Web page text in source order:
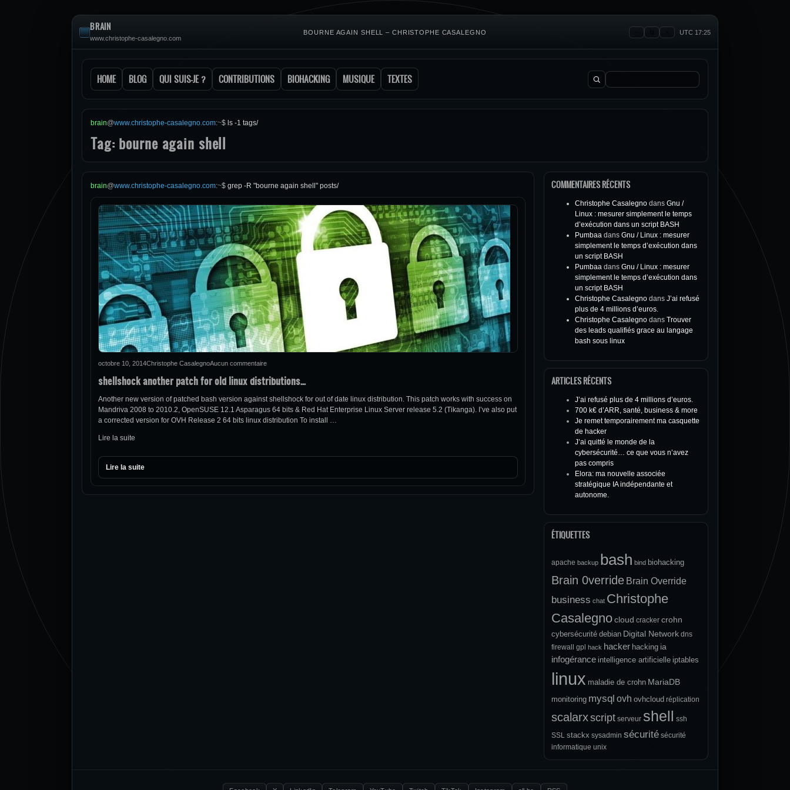
BRAIN
www.christophe-casalegno.com
BOURNE AGAIN SHELL – CHRISTOPHE CASALEGNO UTC 17:25
HOME BLOG QUI SUIS-JE ? CONTRIBUTIONS BIOHACKING MUSIQUE TEXTES Rechercher :
brain@www.christophe-casalegno.com:~$ ls -1 tags/
Tag: bourne again shell
brain@www.christophe-casalegno.com:~$ grep -R "bourne again shell" posts/
octobre 10, 2014Christophe CasalegnoAucun commentaire
shellshock another patch for old linux distributions…
Another new version of patched bash version against shellshock for out of date linux distribution. This patch works with success on
Mandriva 2008 to 2010.2, OpenSUSE 12.1 Asparagus 64 bits & Red Hat Enterprise Linux Server release 5.2 (Tikanga). I’ve also put
a corrected version for OVH Release 2 64 bits linux distribution To install …
Lire la suite
Lire la suite
COMMENTAIRES RÉCENTS
Christophe Casalegno dans Gnu /
Linux : mesurer simplement le temps
d’exécution dans un script BASH
Pumbaa dans Gnu / Linux : mesurer
simplement le temps d’exécution dans
un script BASH
Pumbaa dans Gnu / Linux : mesurer
simplement le temps d’exécution dans
un script BASH
Christophe Casalegno dans J’ai refusé
plus de 4 millions d’euros.
Christophe Casalegno dans Trouver
des leads qualifiés grace au langage
bash sous linux
ARTICLES RÉCENTS
J’ai refusé plus de 4 millions d’euros.
700 k€ d’ARR, santé, business & more
Je remet temporairement ma casquette
de hacker
J’ai quitté le monde de la
cybersécurité… ce que vous n’avez
pas compris
Elora: ma nouvelle associée
stratégique IA indépendante et
autonome.
ÉTIQUETTES
apache backup bash bind biohacking
Brain 0verride Brain Override
business chat Christophe
Casalegnocloud cracker crohn
cybersécurité debian Digital Network dns
firewall
gpl hack hacker hacking ia
infogérance intelligence artificielle iptables
linux maladie de crohn MariaDB
monitoring mysql ovh ovhcloud réplication
scalarxscript serveur shell
ssh
SSL stackx sysadmin sécurité sécurité
informatique unix